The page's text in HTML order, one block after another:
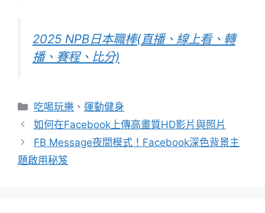
2025 NPB日本職棒(直播、線上看、轉
播、賽程、比分)
分
類
吃喝玩樂 、運動健身
如何在Facebook上傳高畫質HD影片與照片
FB Message夜間模式！Facebook深色背景主
題啟用秘笈